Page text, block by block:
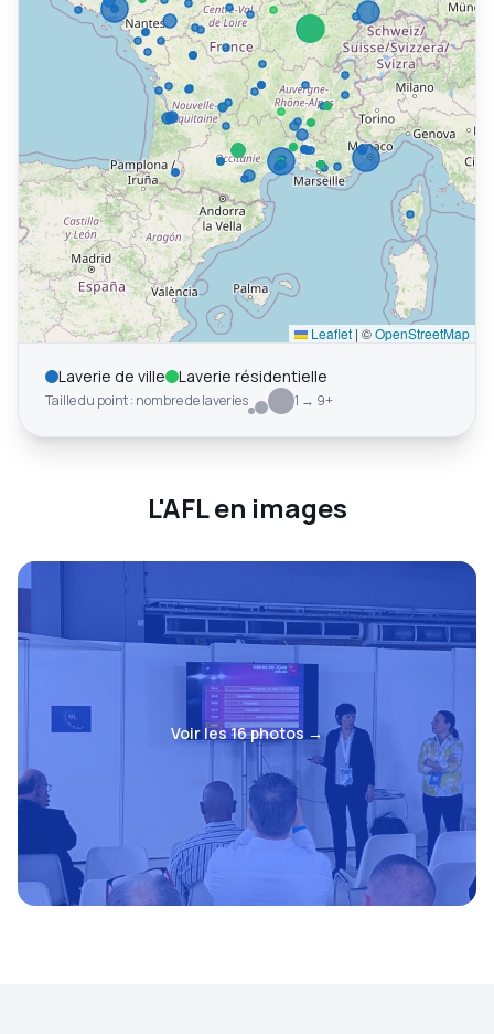
Leaflet | ©OpenStreetMap
Laverie de ville Laverie résidentielle
Taille du point : nombre de laveries 1 → 9+
L'AFL en images
Voir les16photos →